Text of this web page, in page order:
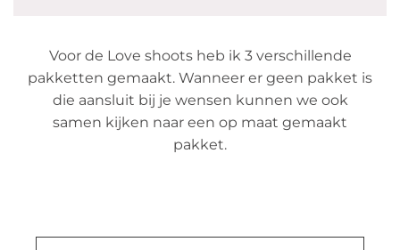
Voor de Love shoots heb ik 3 verschillende
pakketten gemaakt. Wanneer er geen pakket is
die aansluit bij je wensen kunnen we ook
samen kijken naar een op maat gemaakt
pakket.